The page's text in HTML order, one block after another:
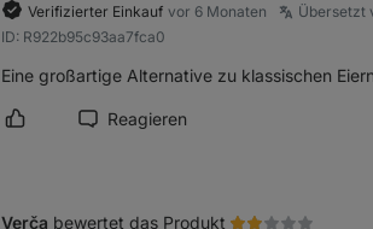
Verifizierter Einkauf vor 6 Monaten Übersetzt
ID: R922b95c93aa7fca0
Eine großartige Alternative zu klassischen Eiern
Rezension als hilfreich markieren
Reagieren
Verča bewertet das Produkt